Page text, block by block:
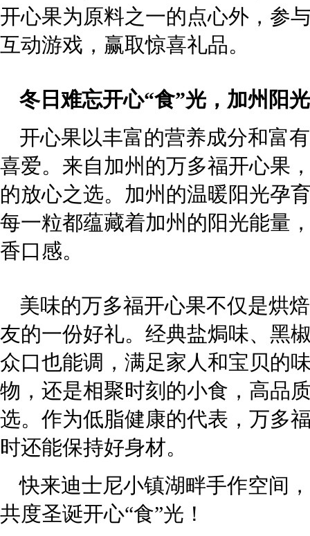
开心果为原料之一的点心外，参
互动游戏，赢取惊喜礼品。
冬日难忘开心“食”光，加州阳
开心果以丰富的营养成分和富
喜爱。来自加州的万多福开心果
的放心之选。加州的温暖阳光孕
每一粒都蕴藏着加州的阳光能量
香口感。
美味的万多福开心果不仅是烘
友的一份好礼。经典盐焗味、黑
众口也能调，满足家人和宝贝的
物，还是相聚时刻的小食，高品
选。作为低脂健康的代表，万多
时还能保持好身材。
快来迪士尼小镇湖畔手作空间
共度圣诞开心“食”光！